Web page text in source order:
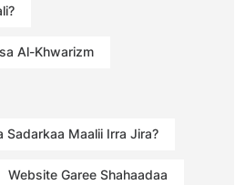
Al-Khwarizm
Sadarkaa Maalii Irra Jira?
Website Garee Shahaadaa